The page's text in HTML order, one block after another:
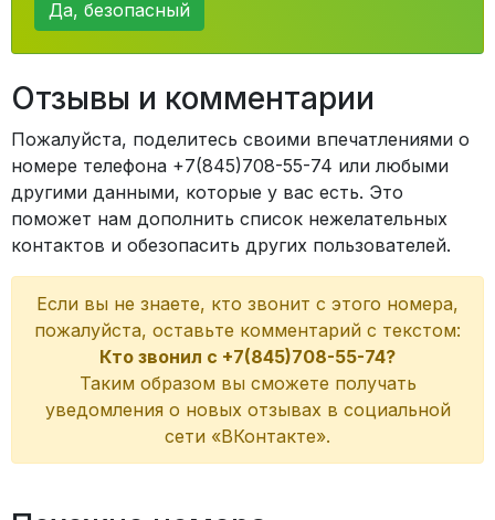
Да, безопасный
Отзывы и комментарии
Пожалуйста, поделитесь своими впечатлениями о
номере телефона +7(845)708-55-74 или любыми
другими данными, которые у вас есть. Это
поможет нам дополнить список нежелательных
контактов и обезопасить других пользователей.
Если вы не знаете, кто звонит с этого номера,
пожалуйста, оставьте комментарий с текстом:
Кто звонил с +7(845)708-55-74?
Таким образом вы сможете получать
уведомления о новых отзывах в социальной
сети «ВКонтакте».